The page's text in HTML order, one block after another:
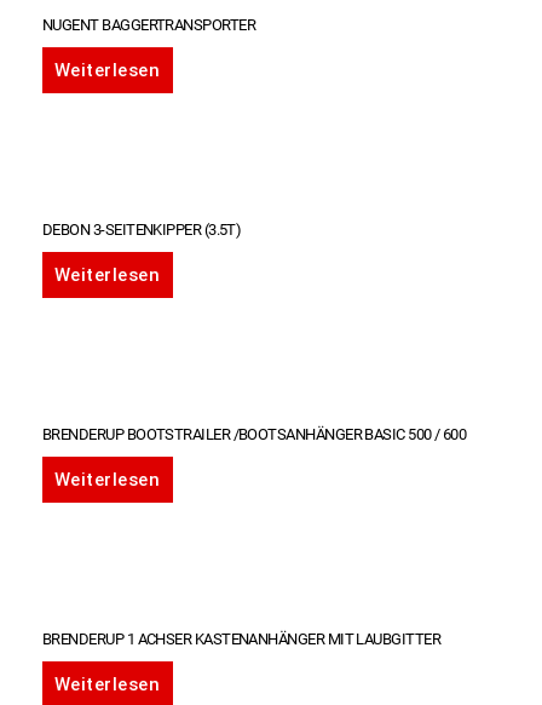
NUGENT BAGGERTRANSPORTER
Weiterlesen
DEBON 3-SEITENKIPPER (3.5T)
Weiterlesen
BRENDERUP BOOTSTRAILER /BOOTSANHÄNGER BASIC 500 / 600
Weiterlesen
BRENDERUP 1 ACHSER KASTENANHÄNGER MIT LAUBGITTER
Weiterlesen